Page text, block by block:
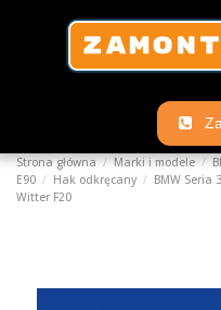
Strona główna Marki i modele
E90
Hak odkręcany
BMW Seria
Witter F20